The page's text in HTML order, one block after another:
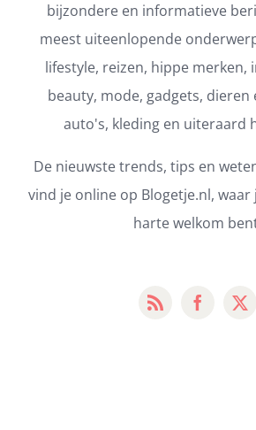
bijzondere en informatieve
meest uiteenlopende
lifestyle, reizen, hippe merken,
beauty, mode, gadgets, dieren
auto's, kleding en uiteraard
De nieuwste trends, tips en
vind je online op Blogetje.nl, waar
harte welkom